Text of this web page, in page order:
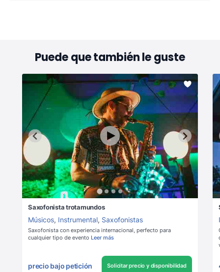
Puede que también le guste
Saxofonista trotamundos
Músicos, Instrumental, Saxofonistas
Saxofonista con experiencia internacional, perfecto para
cualquier tipo de evento Leer más
precio bajo petición Solicitar precio y disponibilidad